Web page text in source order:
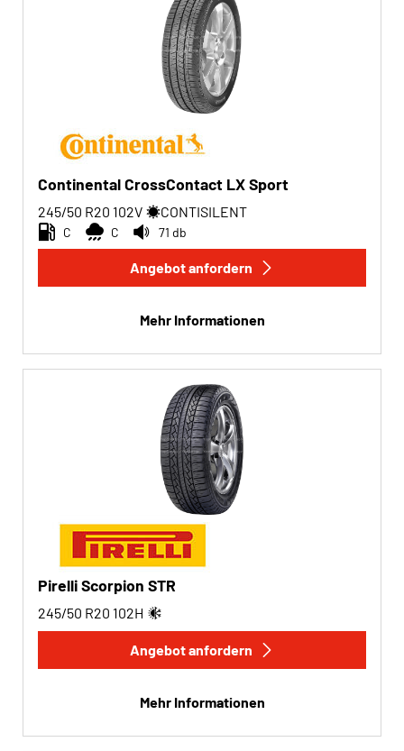
Continental CrossContact LX Sport
245/50 R20 102V CONTISILENT
C C 71 db
Angebot anfordern
Mehr Informationen
Pirelli Scorpion STR
245/50 R20 102H
Angebot anfordern
Mehr Informationen